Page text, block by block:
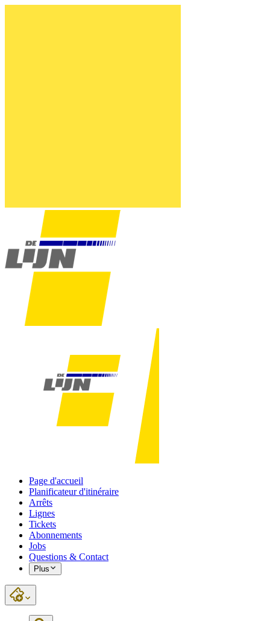
Page d'accueil
Planificateur d'itinéraire
Arrêts
Lignes
Tickets
Abonnements
Jobs
Questions & Contact
Plus